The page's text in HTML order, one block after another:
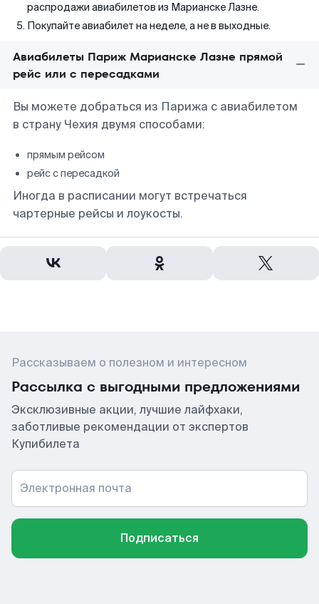
распродажи авиабилетов из Марианске Лазне.
Покупайте авиабилет на неделе, а не в выходные.
Авиабилеты Париж Марианске Лазне прямой
рейс или с пересадками
Вы можете добраться из Парижа с авиабилетом
в страну Чехия двумя способами:
прямым рейсом
рейс с пересадкой
Иногда в расписании могут встречаться
чартерные рейсы и лоукосты.
Рассказываем о полезном и интересном
Рассылка с выгодными предложениями
Эксклюзивные акции, лучшие лайфхаки,
заботливые рекомендации от экспертов
Купибилета
Электронная почта
Подписаться